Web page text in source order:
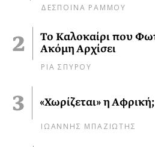
ΔΕΣΠΟΙΝΑ ΡΑΜΜΟΥ
Το Καλοκαίρι που
Ακόμη Αρχίσει
ΡΙΑ ΣΠΥΡΟΥ
«Χωρίζεται» η Αφρική;
ΙΩΑΝΝΗΣ ΜΠΑΖΙΩΤΗΣ